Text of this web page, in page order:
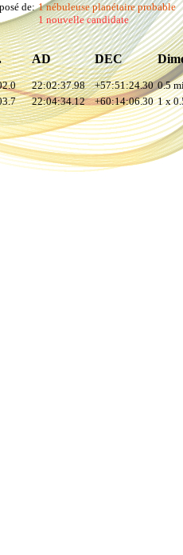
de: 1 nébuleuse planétaire probable
1 nouvelle candidate
AD DEC
22:02:37.98 +57:51:24.30 0.5
22:04:34.12 +60:14:06.30 1 x